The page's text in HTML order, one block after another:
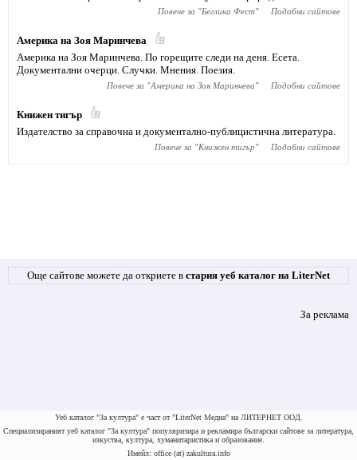
Повече за "Беглика Фест" Подобни сайтове
Америка на Зоя Маринчева
Америка на Зоя Маринчева. По горещите следи на деня. Есета.
Документални очерци. Случки. Мнения. Поезия.
Повече за "Америка на Зоя Маринчева" Подобни сайтове
Книжен тигър
Издателство за справочна и документално-публицистична литература.
Повече за "Книжен тигър" Подобни сайтове
Още сайтове можете да откриете в стария уеб каталог на LiterNet
За реклама
Уеб каталог "За култура" е част от "LiterNet Медиа" на ЛИТЕРНЕТ ООД.
Специализираният уеб каталог "За култура" популяризира и рекламира български сайтове за литература,
изкуства, култура, хуманитаристика и образование.
Имейл: office (at) zakultura.info